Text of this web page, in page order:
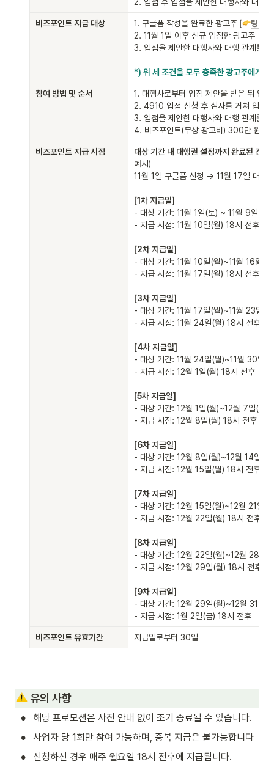
비즈포인트 지급 대상 1. 구글폼 작성을 완료한 광고주 [ 링크
2. 11월 1일 이후 신규 입점한 광고주
3. 입점을 제안한 대행사와 대행 관계를
*) 위 세 조건을 모두 충족한 광고주에게
참여 방법 및 순서
1. 대행사로부터 입점 제안을 받은 뒤 입
2. 4910 입점 신청 후 심사를 거쳐 입점
3. 입점을 제안한 대행사와 대행 관계를
4. 비즈포인트(무상 광고비) 300만 원을
비즈포인트 지급 시점
예시)
- 대상 기간: 11월 1일(토) ~ 11월 9일(일)
- 지급 시점: 11월 10일(월) 18시 전후
- 대상 기간: 11월 10일(월)~11월 16일(
- 지급 시점: 11월 17일(월) 18시 전후
- 대상 기간: 11월 17일(월)~11월 23일(
- 지급 시점: 11월 24일(월) 18시 전후
- 대상 기간: 11월 24일(월)~11월 30일(
- 지급 시점: 12월 1일(월) 18시 전후
- 대상 기간: 12월 1일(월)~12월 7일(일)
- 지급 시점: 12월 8일(월) 18시 전후
- 대상 기간: 12월 8일(월)~12월 14일(일)
- 지급 시점: 12월 15일(월) 18시 전후
- 대상 기간: 12월 15일(월)~12월 21일(
- 지급 시점: 12월 22일(월) 18시 전후
- 대상 기간: 12월 22일(월)~12월 28일(
- 지급 시점: 12월 29일(월) 18시 전후
- 대상 기간: 12월 29일(월)~12월 31일(
- 지급 시점: 1월 2일(금) 18시 전후
비즈포인트 유효기간 지급일로부터 30일
유의 사항
• 해당 프로모션은 사전 안내 없이 조기 종료될 수 있습니다.
• 사업자 당 1회만 참여 가능하며, 중복 지급은 불가능합니다
• 신청하신 경우 매주 월요일 18시 전후에 지급됩니다.